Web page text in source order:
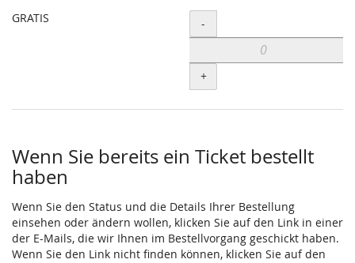
GRATIS Menge
-
+
Wenn Sie bereits ein Ticket bestellt
haben
Wenn Sie den Status und die Details Ihrer Bestellung
einsehen oder ändern wollen, klicken Sie auf den Link in einer
der E-Mails, die wir Ihnen im Bestellvorgang geschickt haben.
Wenn Sie den Link nicht finden können, klicken Sie auf den